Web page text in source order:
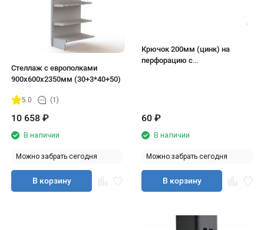
Стеллаж с европолками
900х600х2350мм (30+3*40+50)
5.0 (1)
10 658 ₽
В наличии
Можно забрать сегодня
В корзину
Крючок 200мм (цинк) на
перфорацию с
60 ₽
В наличии
Можно забрать сегодня
В корзину